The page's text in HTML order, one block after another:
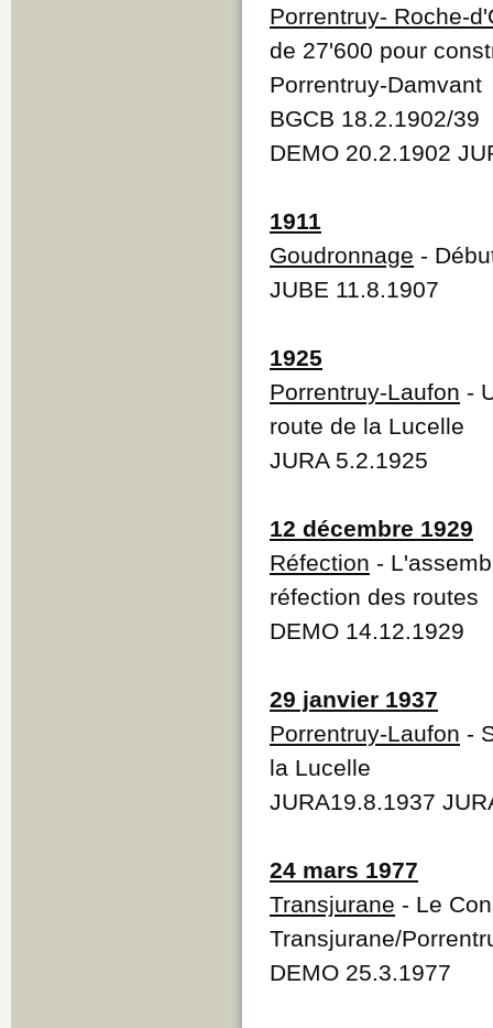
Porrentruy- Roche-
de 27'600 pour
Porrentruy-Damvant
BGCB 18.2.1902/39
DEMO 20.2.1902
1911
Goudronnage -
JUBE 11.8.1907
1925
Porrentruy-Laufon -
route de la Lucelle
JURA 5.2.1925
12 décembre 1929
Réfection -
réfection des routes
DEMO 14.12.1929
29 janvier 1937
Porrentruy-Laufon -
la Lucelle
JURA19.8.1937
24 mars 1977
Transjurane - Le
Transjurane/
DEMO 25.3.1977